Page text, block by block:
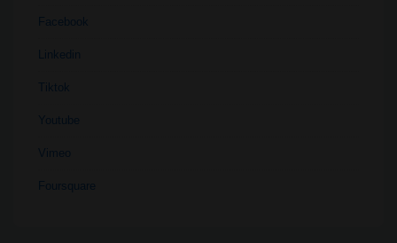
Facebook
Linkedin
Tiktok
Youtube
Vimeo
Foursquare